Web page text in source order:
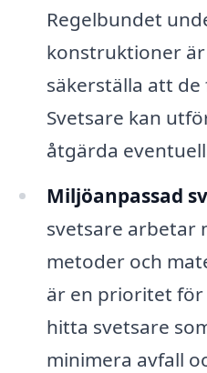
Regelbundet
konstruktioner
säkerställa att
Svetsare kan
åtgärda
Miljöanpassad
svetsare arbetar
metoder och
är en prioritet
hitta svetsare
minimera avfall